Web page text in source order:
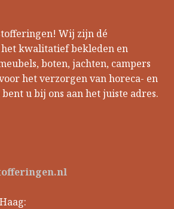
Wij zijn dé
kwalitatief bekleden en
boten, jachten, campers
het verzorgen van horeca- en
u bij ons aan het juiste adres.